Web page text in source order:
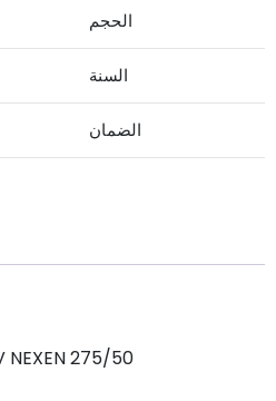
الحجم
السنة
الضمان
275/50 R22 111H RODAIN GTX SUV NEXEN